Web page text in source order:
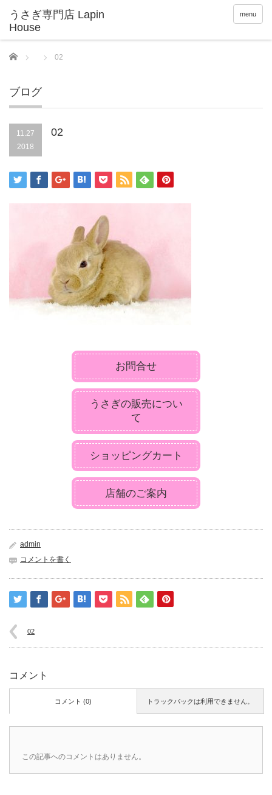
menu
Home 02
ブログ
11.27
2018
02
お問合せ
うさぎの販売につい
て
ショッピングカート
店舗のご案内
admin
コメントを書く
02
コメント
トラックバックは利用できません。
コメント (0)
この記事へのコメントはありません。